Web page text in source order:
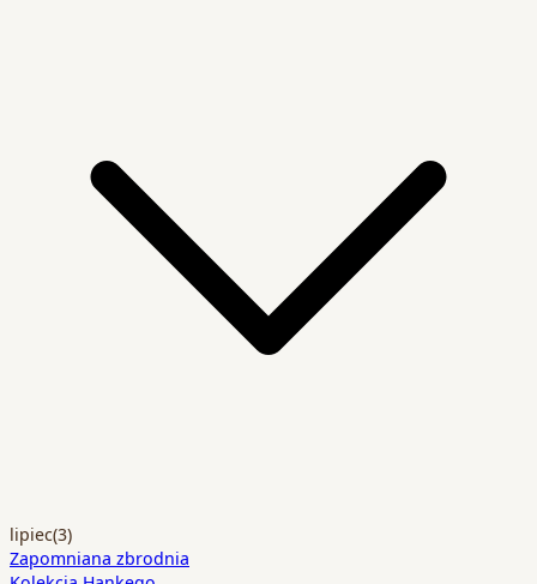
lipiec(3)
Zapomniana zbrodnia